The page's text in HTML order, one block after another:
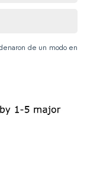
de un modo en